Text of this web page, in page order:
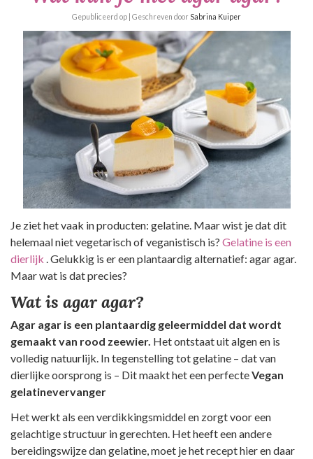
Gepubliceerd op | Geschreven door Sabrina Kuiper
Je ziet het vaak in producten: gelatine. Maar wist je dat dit
helemaal niet vegetarisch of veganistisch is? Gelatine is een
dierlijk . Gelukkig is er een plantaardig alternatief: agar agar.
Maar wat is dat precies?
Wat is agar agar?
Agar agar is een plantaardig geleermiddel dat wordt
gemaakt van rood zeewier. Het ontstaat uit algen en is
volledig natuurlijk. In tegenstelling tot gelatine – dat van
dierlijke oorsprong is – Dit maakt het een perfecteVegan
gelatinevervanger
Het werkt als een verdikkingsmiddel en zorgt voor een
gelachtige structuur in gerechten. Het heeft een andere
bereidingswijze dan gelatine, moet je het recept hier en daar